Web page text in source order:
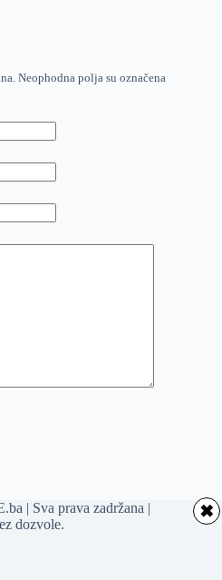
Neophodna polja su označena
| Sva prava zadržana |
dozvole.
✖